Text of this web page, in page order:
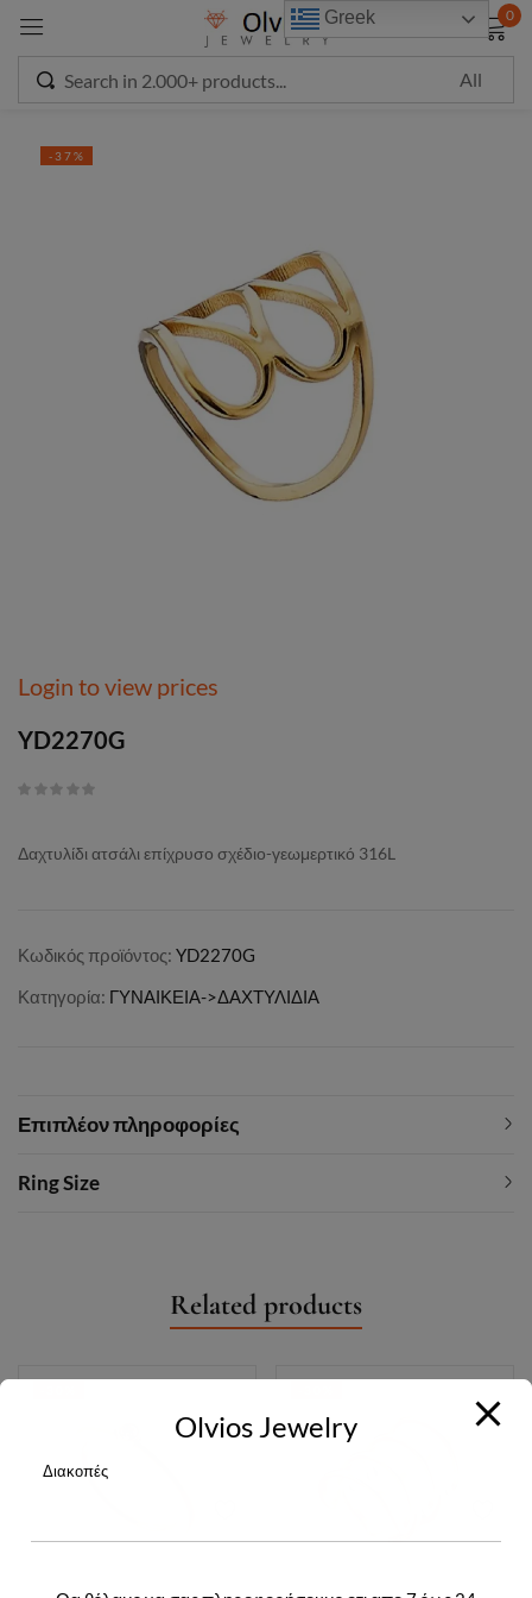
0
-37%
Login to view prices
YD2270G
Δαχτυλίδι ατσάλι επίχρυσο σχέδιο-γεωμερτικό 316L
Κωδικός προϊόντος: YD2270G
Κατηγορία: ΓΥΝΑΙΚΕΙΑ->ΔΑΧΤΥΛΙΔΙΑ
Επιπλέον πληροφορίες
Ring Size
Related products
Greek
Sign in
LOG IN
CREATE AN ACCOUNT
modal-check
Olvios Jewelry
Διακοπές